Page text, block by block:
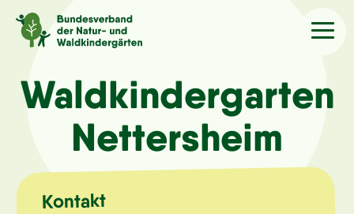
Sprache/Language
Aktuelles
Über uns
Waldkindergarten
Nettersheim
Kontakt